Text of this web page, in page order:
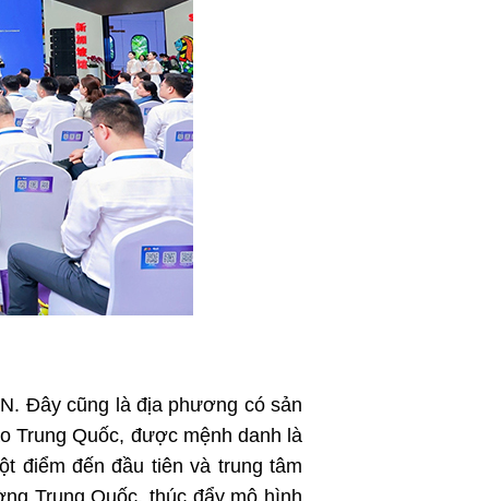
Đây cũng là địa phương có sản
Trung Quốc, được mệnh danh là
điểm đến đầu tiên và trung tâm
Trung Quốc, thúc đẩy mô hình